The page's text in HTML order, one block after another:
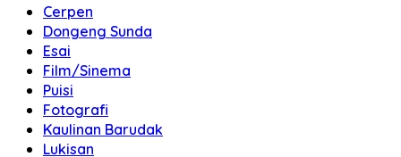
Cerpen
Dongeng Sunda
Esai
Film/Sinema
Puisi
Fotografi
Kaulinan Barudak
Lukisan